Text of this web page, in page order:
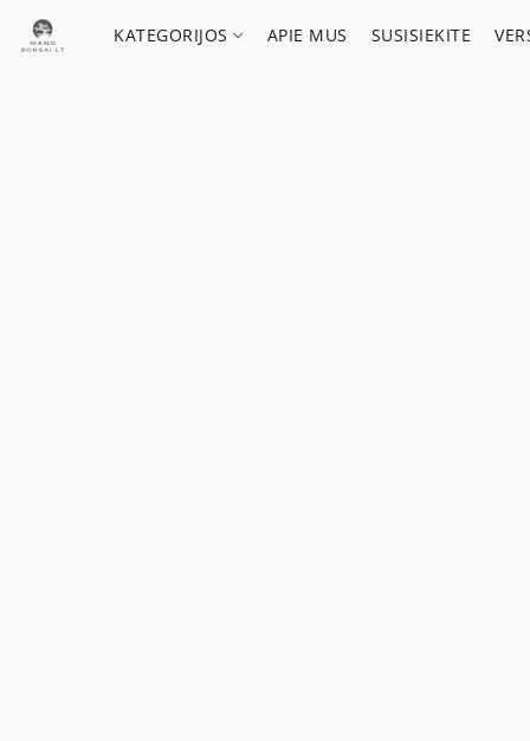
KATEGORIJOS APIE MUS SUSISIEKITE